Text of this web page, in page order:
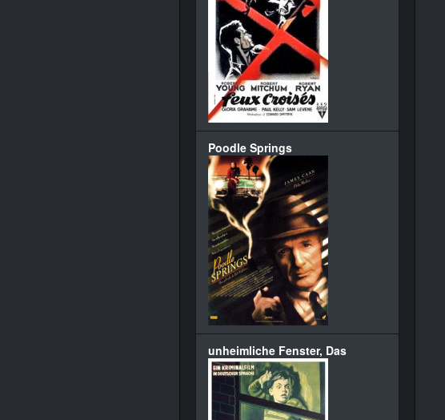
Poodle Springs
unheimliche Fenster, Das